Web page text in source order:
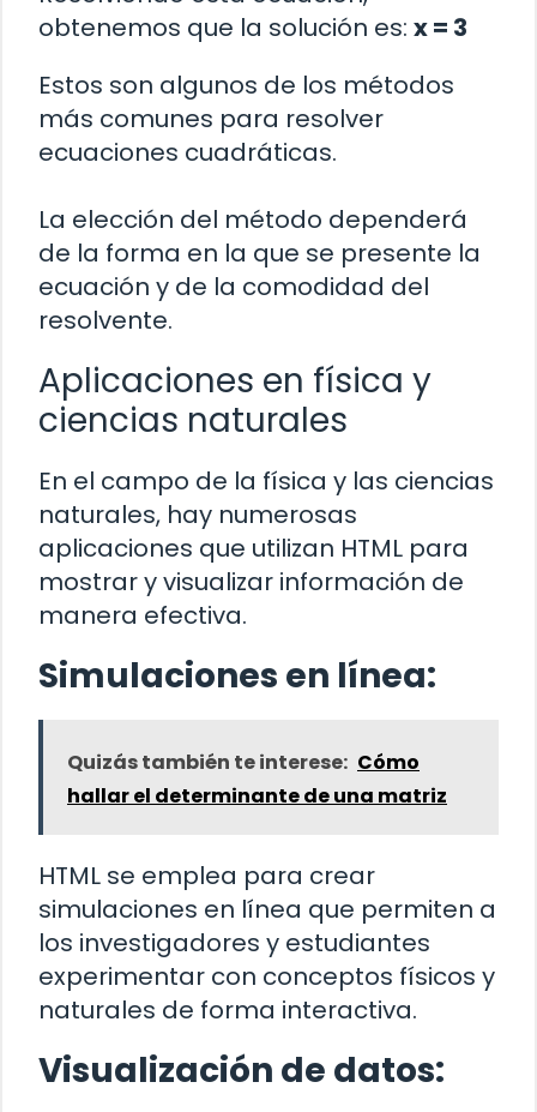
obtenemos que la solución es: x = 3
Estos son algunos de los métodos
más comunes para resolver
ecuaciones cuadráticas.
La elección del método dependerá
de la forma en la que se presente la
ecuación y de la comodidad del
resolvente.
Aplicaciones en física y
ciencias naturales
En el campo de la física y las ciencias
naturales, hay numerosas
aplicaciones que utilizan HTML para
mostrar y visualizar información de
manera efectiva.
Simulaciones en línea:
Quizás también te interese: Cómo
hallar el determinante de una matriz
HTML se emplea para crear
simulaciones en línea que permiten a
los investigadores y estudiantes
experimentar con conceptos físicos y
naturales de forma interactiva.
Visualización de datos: